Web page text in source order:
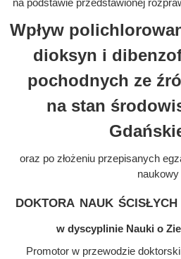
Wpływ
dioksyn i
pochodnych ze
na stan
oraz po złożeniu przepisanych
naukowy
doktora nauk
w dyscyplinie Nauki o
Promotor w przewodzie